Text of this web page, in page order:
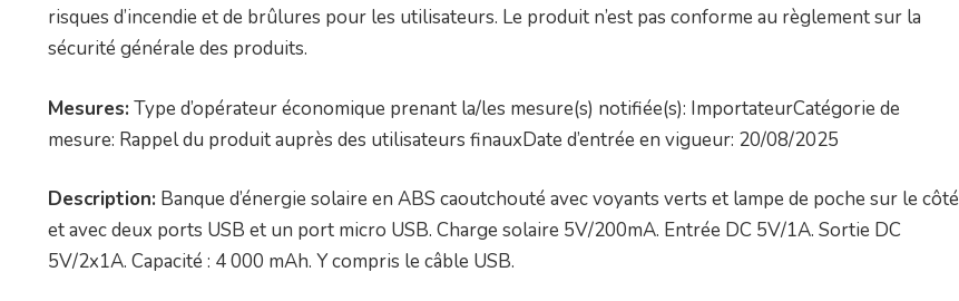
risques d’incendie et de brûlures pour les utilisateurs. Le produit n’est pas conforme au règlement sur la
sécurité générale des produits.
Mesures: Type d’opérateur économique prenant la/les mesure(s) notifiée(s): ImportateurCatégorie de
mesure: Rappel du produit auprès des utilisateurs finauxDate d’entrée en vigueur: 20/08/2025
Description: Banque d’énergie solaire en ABS caoutchouté avec voyants verts et lampe de poche sur le côté
et avec deux ports USB et un port micro USB. Charge solaire 5V/200mA. Entrée DC 5V/1A. Sortie DC
5V/2x1A. Capacité : 4 000 mAh. Y compris le câble USB.